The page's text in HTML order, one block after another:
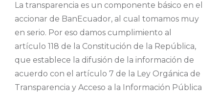
La transparencia es un componente básico en el
accionar de BanEcuador, al cual tomamos muy
en serio. Por eso damos cumplimiento al
artículo 118 de la Constitución de la República,
que establece la difusión de la información de
acuerdo con el artículo 7 de la Ley Orgánica de
Transparencia y Acceso a la Información Pública